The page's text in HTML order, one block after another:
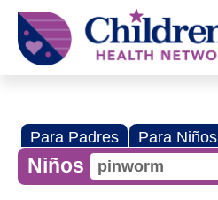
Children's
Health
Network
Para Padres Para Niños
Niños